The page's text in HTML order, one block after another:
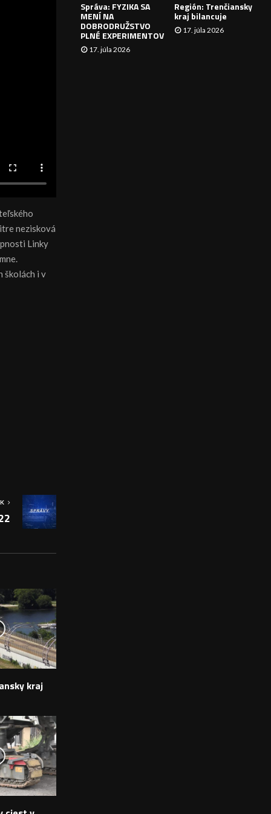
nezisková
Linky
školách i v
kraj
I
Správa: FYZIKA SA
MENÍ NA
DOBRODRUŽSTVO
PLNÉ EXPERIMENTOV
17. júla 2026
Región: Trenčiansky
kraj bilancuje
17. júla 2026